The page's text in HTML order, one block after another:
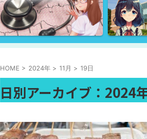
HOME > 2024年 > 11月 > 19日
日別アーカイブ：2024